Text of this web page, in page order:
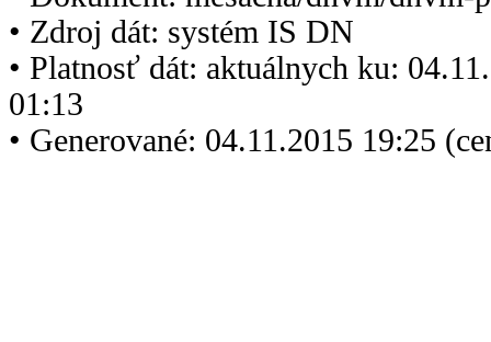
• Zdroj dát: systém IS DN
• Platnosť dát: aktuálnych ku:
01:13
• Generované: 04.11.2015 19:25